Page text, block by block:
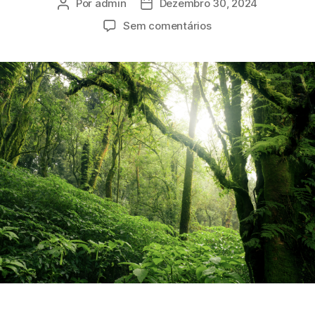
Por admin
Dezembro 30, 2024
Sem comentários